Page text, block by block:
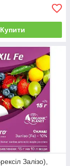
Купити
Залізо),